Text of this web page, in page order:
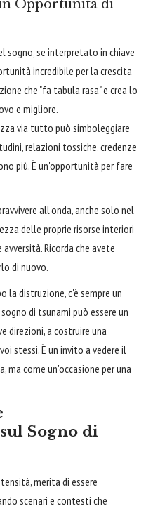
Opportunità di
se interpretato in chiave
incredibile per la crescita
che "fa tabula rasa" e crea lo
e migliore.
via tutto può simboleggiare
relazioni tossiche, credenze
più. È un'opportunità per fare
all'onda, anche solo nel
delle proprie risorse interiori
Ricorda che avete
di nuovo.
la distruzione, c'è sempre un
di tsunami può essere un
direzioni, a costruire una
stessi. È un invito a vedere il
ma come un'occasione per una
Sogno di
merita di essere
scenari e contesti che